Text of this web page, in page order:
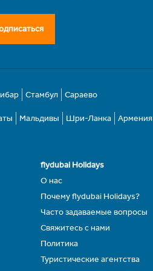
Стамбул Сараево
Мальдивы Шри-Ланка Армения
flydubai Holidays
О нас
Почему flydubai Holidays?
Часто задаваемые вопросы
Свяжитесь с нами
Политика
Туристические агентства